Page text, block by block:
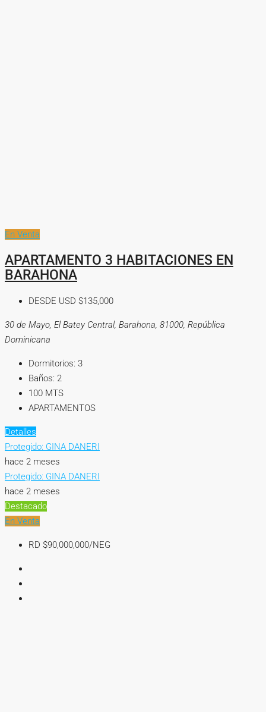
En Venta
APARTAMENTO 3 HABITACIONES EN
BARAHONA
DESDE USD $135,000
30 de Mayo, El Batey Central, Barahona, 81000, República
Dominicana
Dormitorios: 3
Baños: 2
100 MTS
APARTAMENTOS
Detalles
Protegido: GINA DANERI
hace 2 meses
Protegido: GINA DANERI
hace 2 meses
Destacado
En Venta
RD $90,000,000/NEG